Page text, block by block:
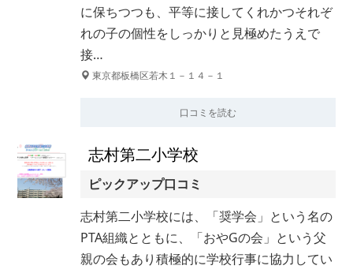
に保ちつつも、平等に接してくれかつそれぞ
れの子の個性をしっかりと見極めたうえで
接…
東京都板橋区若木１－１４－１
口コミを読む
志村第二小学校
ピックアップ口コミ
志村第二小学校には、「奨学会」という名の
PTA組織とともに、「おやGの会」という父
親の会もあり積極的に学校行事に協力してい